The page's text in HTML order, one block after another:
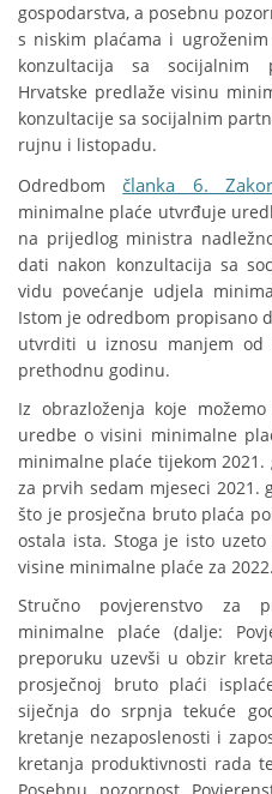
gospodarstva, a posebnu
s niskim plaćama i
konzultacija sa socijalnim
Hrvatske predlaže visinu
konzultacije sa socijalnim
rujnu i listopadu.
Odredbom članka 6.
minimalne plaće utvrđuje
na prijedlog ministra
dati nakon konzultacija sa
vidu povećanje udjela
Istom je odredbom propisano
utvrditi u iznosu manjem
prethodnu godinu.
Iz obrazloženja koje
uredbe o visini minimalne
minimalne plaće tijekom
za prvih sedam mjeseci 2021.
što je prosječna bruto plaća
ostala ista. Stoga je isto
visine minimalne plaće za
Stručno povjerenstvo za
minimalne plaće (dalje:
preporuku uzevši u obzir
prosječnoj bruto plaći
siječnja do srpnja tekuće
kretanje nezaposlenosti i
kretanja produktivnosti rada